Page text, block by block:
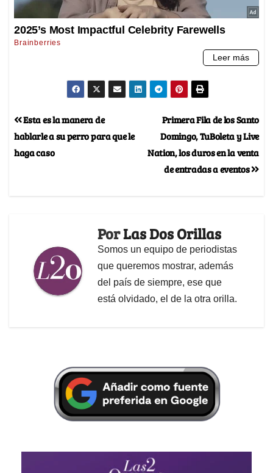
Primera Fila de los Santo
Domingo, TuBoleta y Live
Nation, los duros en la venta
de entradas a eventos
Esta es la manera de
hablarle a su perro para que le
haga caso
PorLas Dos Orillas
Somos un equipo de periodistas
que queremos mostrar, además
del país de siempre, ese que
está olvidado, el de la otra orilla.